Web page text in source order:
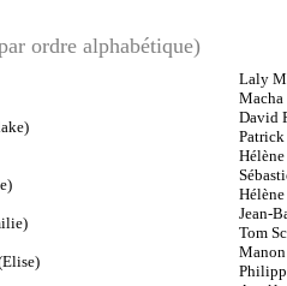
ordre alphabétique)
Laly
David
Jean-
Tom
Manon